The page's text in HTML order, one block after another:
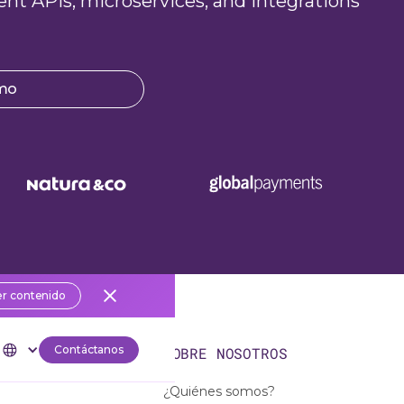
contenido
Contáctanos SOBRE NOSOTROS
¿Quiénes somos?